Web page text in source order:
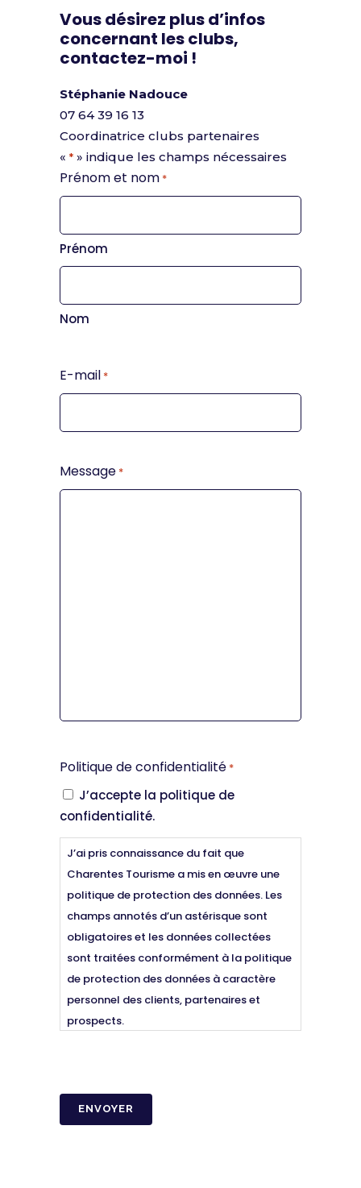
Vous désirez plus d’infos
concernant les clubs,
contactez-moi !
Stéphanie Nadouce
07 64 39 16 13
Coordinatrice clubs partenaires
« * » indique les champs nécessaires
Prénom et nom *
Prénom
Nom
E-mail *
Message *
Politique de confidentialité *
J’accepte la politique de
confidentialité.
J’ai pris connaissance du fait que
Charentes Tourisme a mis en œuvre une
politique de protection des données. Les
champs annotés d’un astérisque sont
obligatoires et les données collectées
sont traitées conformément à la politique
de protection des données à caractère
personnel des clients, partenaires et
prospects.